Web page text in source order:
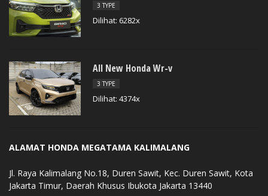
3 TYPE
Dilihat: 6282x
All New Honda Wr-v
3 TYPE
Dilihat: 4374x
ALAMAT HONDA MEGATAMA KALIMALANG
Jl. Raya Kalimalang No.18, Duren Sawit, Kec. Duren Sawit, Kota
Jakarta Timur, Daerah Khusus Ibukota Jakarta 13440